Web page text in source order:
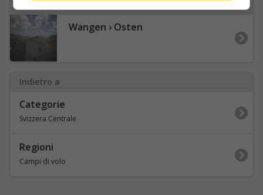
Wangen › Osten
Indietro a
Categorie
Svizzera Centrale
Regioni
Campi di volo